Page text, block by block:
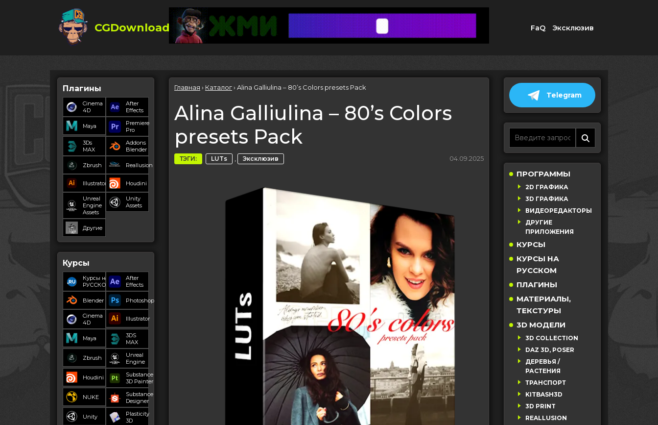
CGDownload FaQ Эксклюзив
Плагины
Cinema
4D
After
Effects
Maya
Premiere
Pro
3Ds
MAX
Addons
Blender
Zbrush Reallusion
Illustrator Houdini
Unreal
Engine
Assets
Unity
Assets
Другие
Курсы
Курсы на
РУССКОМ
After
Effects
Blender Photoshop
Cinema
4D
Illustrator
Maya
3DS
MAX
Zbrush
Unreal
Engine
Houdini
Substance
3D Painter
NUKE
Substance
Designer
Unity
Plasticity
3D
Главная › Каталог› Alina Galliulina – 80’s Colors presets Pack
Alina Galliulina – 80’s Colors
presets Pack
ТЭГИ: LUTs , Эксклюзив 04.09.2025
Telegram
ПРОГРАММЫ
2D ГРАФИКА
3D ГРАФИКА
ВИДЕОРЕДАКТОРЫ
ДРУГИЕ
ПРИЛОЖЕНИЯ
КУРСЫ
КУРСЫ НА
РУССКОМ
ПЛАГИНЫ
МАТЕРИАЛЫ,
ТЕКСТУРЫ
3D МОДЕЛИ
3D COLLECTION
DAZ 3D, POSER
ДЕРЕВЬЯ /
РАСТЕНИЯ
ТРАНСПОРТ
KITBASH3D
3D PRINT
REALLUSION